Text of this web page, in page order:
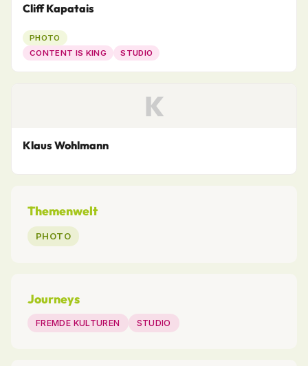
Cliff Kapatais
PHOTO
CONTENT IS KING
STUDIO
K
Klaus Wohlmann
Themenwelt
PHOTO
Journeys
FREMDE KULTUREN STUDIO